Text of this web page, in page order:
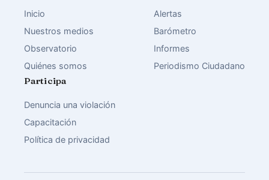
Inicio
Nuestros medios
Observatorio
Quiénes somos
Alertas
Barómetro
Informes
Periodismo Ciudadano
Participa
Denuncia una violación
Capacitación
Política de privacidad